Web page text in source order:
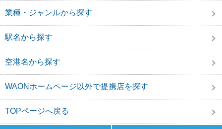
業種・ジャンルから探す
駅名から探す
空港名から探す
WAONホームページ以外で提携店を探す
TOPページへ戻る